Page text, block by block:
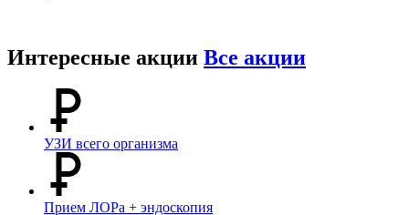
Интересные акции Все акции
УЗИ всего организма
Прием ЛОРа + эндоскопия